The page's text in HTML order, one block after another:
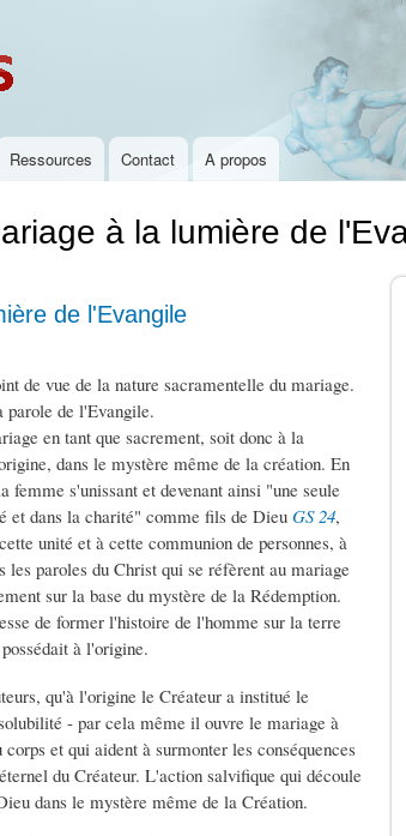
Ressources Contact A propos
à la lumière de
de l'Evangile
de vue de la nature sacramentelle du mariage.
parole de l'Evangile.
en tant que sacrement, soit donc à la
dans le mystère même de la création. En
s'unissant et devenant ainsi "une seule
et dans la charité" comme fils de Dieu GS 24,
unité et à cette communion de personnes, à
les paroles du Christ qui se réfèrent au mariage
sur la base du mystère de la Rédemption.
de former l'histoire de l'homme sur la terre
à l'origine.
qu'à l'origine le Créateur a institué le
- par cela même il ouvre le mariage à
et qui aident à surmonter les conséquences
du Créateur. L'action salvifique qui découle
dans le mystère même de la Création.